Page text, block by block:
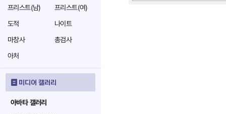
프리스트(남)
프리스트(여)
도적
나이트
마창사
총검사
아처
미디어 갤러리
아바타 갤러리